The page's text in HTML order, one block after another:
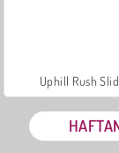
Uphill Rush